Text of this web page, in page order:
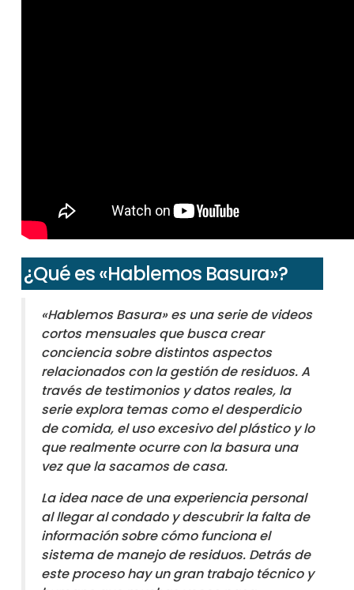
¿Qué es «Hablemos Basura»?
«Hablemos Basura» es una serie de videos
cortos mensuales que busca crear
conciencia sobre distintos aspectos
relacionados con la gestión de residuos. A
través de testimonios y datos reales, la
serie explora temas como el desperdicio
de comida, el uso excesivo del plástico y lo
que realmente ocurre con la basura una
vez que la sacamos de casa.
La idea nace de una experiencia personal
al llegar al condado y descubrir la falta de
información sobre cómo funciona el
sistema de manejo de residuos. Detrás de
este proceso hay un gran trabajo técnico y